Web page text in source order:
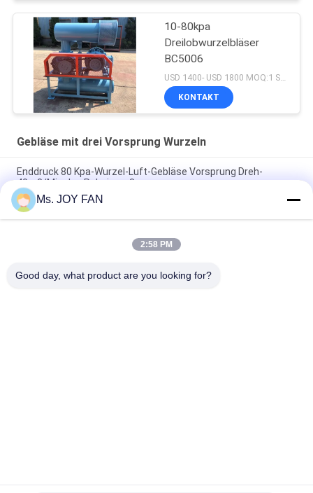
10-80kpa
Dreilobwurzelbläser
BC5006
USD 1400- USD 1800 MOQ:1 Satz
KONTAKT
Gebläse mit drei Vorsprung Wurzeln
Enddruck 80 Kpa-Wurzel-Luft-Gebläse Vorsprung Dreh-
40m3/Min des Roheisen-3
10" 80kpa 71.52m3/Min 132kw Gusseisen Drei-Lob-Wurzel-
Bläser
Maximaler Druck 100KPA des wassergekühlten drei Wurzel-
Ms. JOY FAN
2:58 PM
Good day, what product are you looking for?